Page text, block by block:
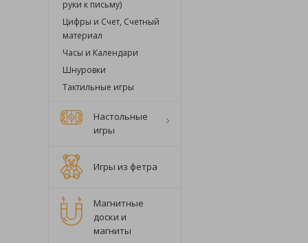
руки к письму)
Цифры и Счет, Счетный
материал
Часы и Календари
Шнуровки
Тактильные игры
Настольные
игры
Игры из фетра
Магнитные
доски и
магниты